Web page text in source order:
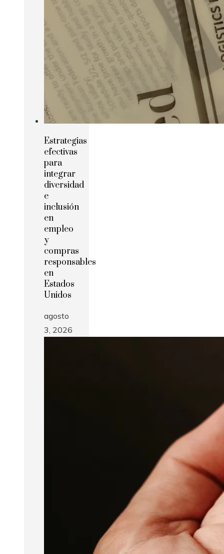
Estrategias
efectivas
para
integrar
diversidad
e
inclusión
en
empleo
y
compras
responsables
en
Estados
Unidos
agosto
3, 2026